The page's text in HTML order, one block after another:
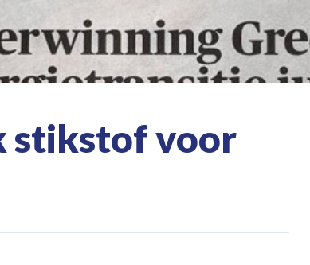
stikstof voor